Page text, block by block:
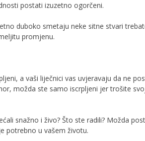
postati izuzetno ogorčeni.
duboko smetaju neke sitne stvari
promjenu.
a vaši liječnici vas uvjeravaju da ne
možda ste samo iscrpljeni jer trošite
snažno i živo? Što ste radili? Možda
potrebno u vašem životu.